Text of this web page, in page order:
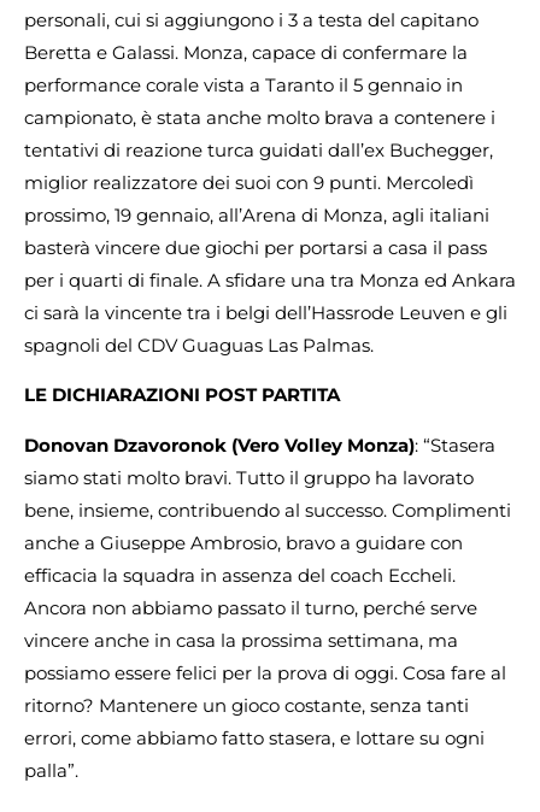
personali, cui si aggiungono i 3 a testa del capitano
Beretta e Galassi. Monza, capace di confermare la
performance corale vista a Taranto il 5 gennaio in
campionato, è stata anche molto brava a contenere i
tentativi di reazione turca guidati dall’ex Buchegger,
miglior realizzatore dei suoi con 9 punti. Mercoledì
prossimo, 19 gennaio, all’Arena di Monza, agli italiani
basterà vincere due giochi per portarsi a casa il pass
per i quarti di finale. A sfidare una tra Monza ed Ankara
ci sarà la vincente tra i belgi dell’Hassrode Leuven e gli
spagnoli del CDV Guaguas Las Palmas.
LE DICHIARAZIONI POST PARTITA
Donovan Dzavoronok (Vero Volley Monza): “Stasera
siamo stati molto bravi. Tutto il gruppo ha lavorato
bene, insieme, contribuendo al successo. Complimenti
anche a Giuseppe Ambrosio, bravo a guidare con
efficacia la squadra in assenza del coach Eccheli.
Ancora non abbiamo passato il turno, perché serve
vincere anche in casa la prossima settimana, ma
possiamo essere felici per la prova di oggi. Cosa fare al
ritorno? Mantenere un gioco costante, senza tanti
errori, come abbiamo fatto stasera, e lottare su ogni
palla”.